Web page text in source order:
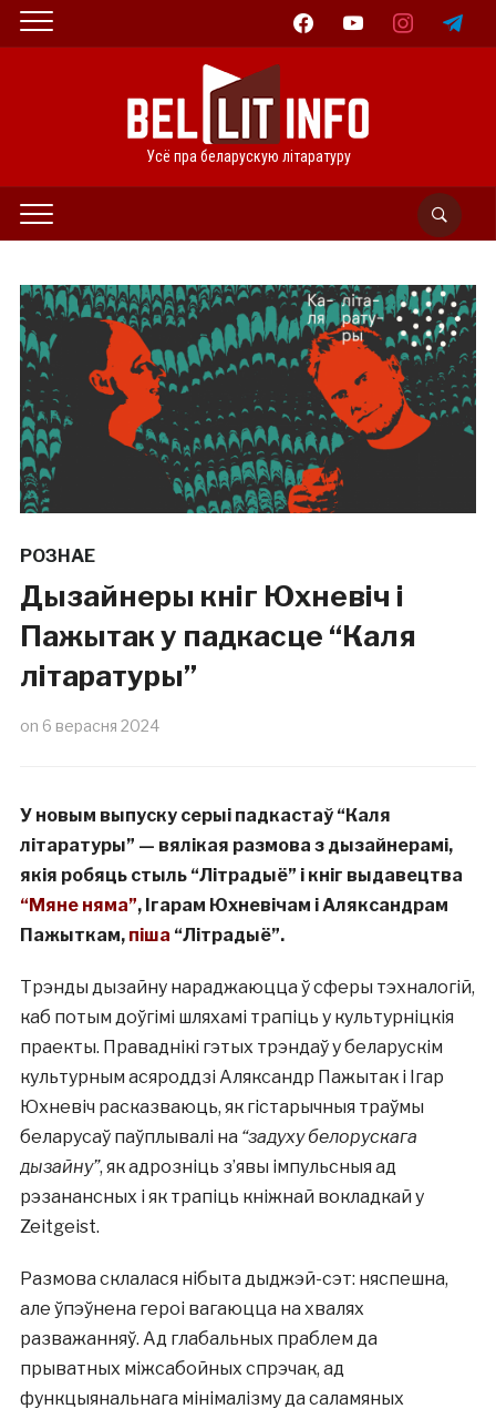
facebookyoutube instagramtelegram
Усё пра беларускую літаратуру
РОЗНАЕ
Дызайнеры кніг Юхневіч і
Пажытак у падкасце “Каля
літаратуры”
on 6 верасня 2024
У новым выпуску серыі падкастаў “Каля
літаратуры” — вялікая размова з дызайнерамі,
якія робяць стыль “Літрадыё” і кніг выдавецтва
“Мяне няма”, Ігарам Юхневічам і Аляксандрам
Пажыткам, піша “Літрадыё”.
Трэнды дызайну нараджаюцца ў сферы тэхналогій,
каб потым доўгімі шляхамі трапіць у культурніцкія
праекты. Праваднікі гэтых трэндаў у беларускім
культурным асяроддзі Аляксандр Пажытак і Ігар
Юхневіч расказваюць, як гістарычныя траўмы
беларусаў паўплывалі на “задуху белорускага
дызайну”, як адрозніць з’явы імпульсныя ад
рэзанансных і як трапіць кніжнай вокладкай у
Zeitgeist.
Размова склалася нібыта дыджэй-сэт: няспешна,
але ўпэўнена героі вагаюцца на хвалях
разважанняў. Ад глабальных праблем да
прыватных міжсабойных спрэчак, ад
функцыянальнага мінімалізму да саламяных